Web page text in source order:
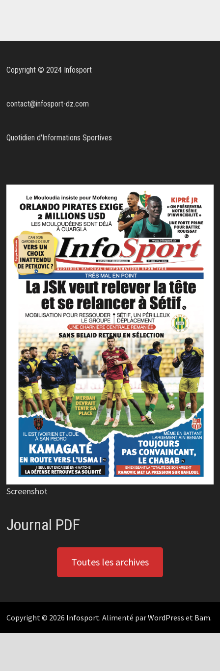
Copyright © 2024 Infosport
contact@infosport-dz.com
Quotidien d'Informations Sportives
Screenshot
Journal PDF
Toutes les archives
Copyright © 2026 Infosport. Alimenté parWordPress et Bam.